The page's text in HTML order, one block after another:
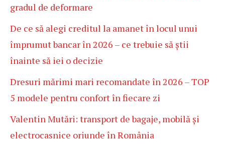
gradul de deformare
De ce să alegi creditul la amanet în locul unui
împrumut bancar în 2026 – ce trebuie să știi
înainte să iei o decizie
Dresuri mărimi mari recomandate în 2026 – TOP
5 modele pentru confort în fiecare zi
Valentin Mutări: transport de bagaje, mobilă și
electrocasnice oriunde în România